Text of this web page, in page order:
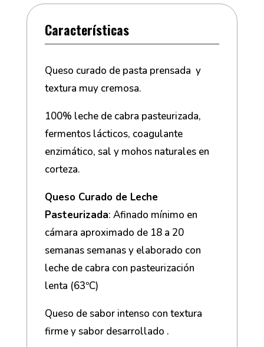
Características
Queso curado de pasta prensada y
textura muy cremosa.
100% leche de cabra pasteurizada,
fermentos lácticos, coagulante
enzimático, sal y mohos naturales en
corteza.
Queso Curado de Leche
Pasteurizada: Afinado mínimo en
cámara aproximado de 18 a 20
semanas semanas y elaborado con
leche de cabra con pasteurización
lenta (63ºC)
Queso de sabor intenso con textura
firme y sabor desarrollado .